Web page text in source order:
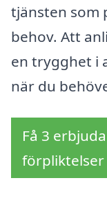
tjänsten som
behov. Att
en trygghet i
när du
Få 3
förpliktelser